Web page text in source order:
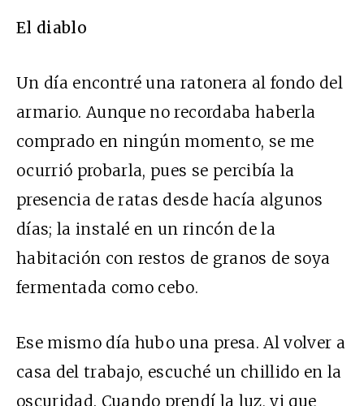
El diablo
Un día encontré una ratonera al fondo del
armario. Aunque no recordaba haberla
comprado en ningún momento, se me
ocurrió probarla, pues se percibía la
presencia de ratas desde hacía algunos
días; la instalé en un rincón de la
habitación con restos de granos de soya
fermentada como cebo.
Ese mismo día hubo una presa. Al volver a
casa del trabajo, escuché un chillido en la
oscuridad. Cuando prendí la luz, vi que